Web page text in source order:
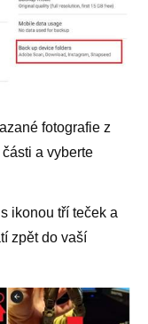
fotografie z
a vyberte
ikonou tří teček a
zpět do vaší